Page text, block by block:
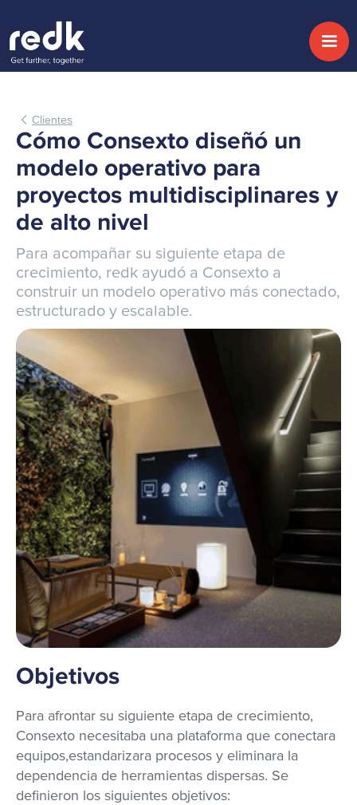
Clientes
Cómo Consexto diseñó un
modelo operativo para
proyectos multidisciplinares y
de alto nivel​
Para acompañar su siguiente etapa de
crecimiento, redk ayudó a Consexto a
construir un modelo operativo más conectado,
estructurado y escalable.
Objetivos
Para afrontar su siguiente etapa de crecimiento,
Consexto necesitaba una plataforma que conectara
equipos,estandarizara procesos y eliminara la
dependencia de herramientas dispersas. Se
definieron los siguientes objetivos:​